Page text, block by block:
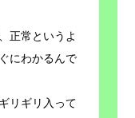
正常というよ
にわかるんで
リギリ入って